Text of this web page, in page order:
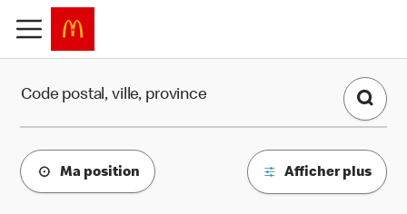
Code postal, ville, province
Ma position Afficher plus